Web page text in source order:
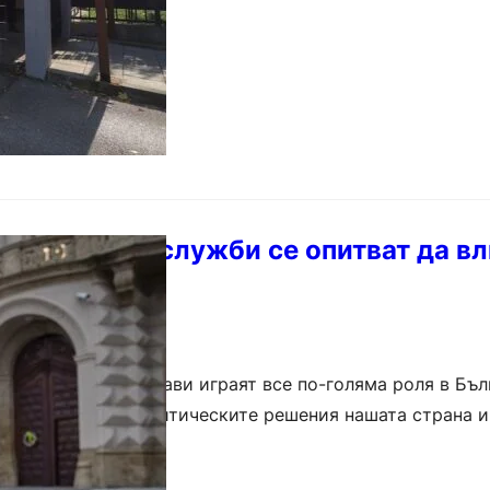
спецслужби се опитват да
на други държави играят все по-голяма роля в
върху политическите решения нашата страна
основно…